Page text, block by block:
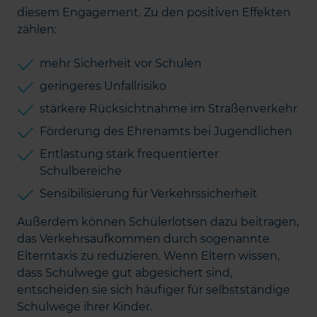
diesem Engagement. Zu den positiven Effekten
zählen:
mehr Sicherheit vor Schulen
geringeres Unfallrisiko
stärkere Rücksichtnahme im Straßenverkehr
Förderung des Ehrenamts bei Jugendlichen
Entlastung stark frequentierter
Schulbereiche
Sensibilisierung für Verkehrssicherheit
Außerdem können Schülerlotsen dazu beitragen,
das Verkehrsaufkommen durch sogenannte
Elterntaxis zu reduzieren. Wenn Eltern wissen,
dass Schulwege gut abgesichert sind,
entscheiden sie sich häufiger für selbstständige
Schulwege ihrer Kinder.